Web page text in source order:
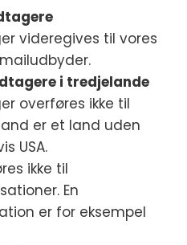
videregives til vores
i tredjelande
overføres ikke til
er et land uden
USA.
ikke til
En
er for eksempel